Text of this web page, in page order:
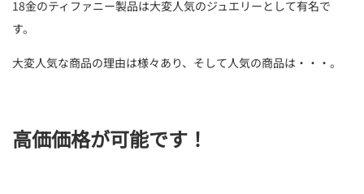
18金のティファニー製品は大変人気のジュエリーとして有名で
す。
大変人気な商品の理由は様々あり、そして人気の商品は・・・。
高価価格が可能です！